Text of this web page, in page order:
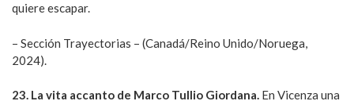
quiere escapar.
– Sección Trayectorias – (Canadá/Reino Unido/Noruega,
2024).
23. La vita accanto de Marco Tullio Giordana. En Vicenza una